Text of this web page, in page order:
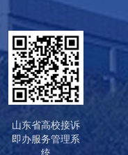
山东省高校接诉
即办服务管理系